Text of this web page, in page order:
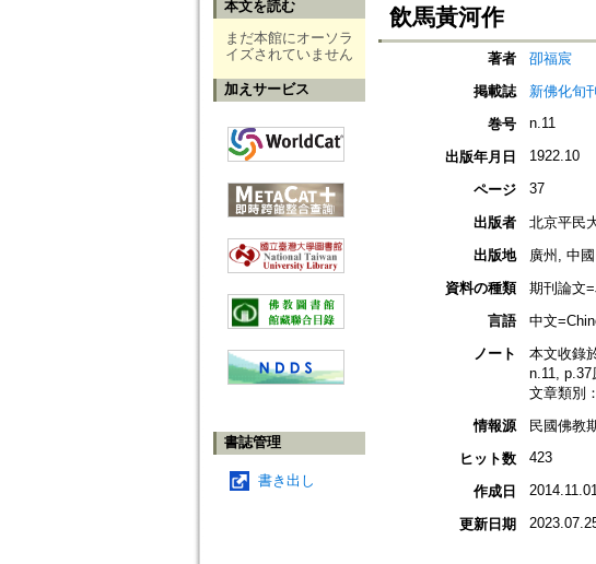
本文を読む
まだ本館にオーソラ
イズされていません
加えサービス
書誌管理
書き出し
飲馬黃河作
著者
卲福宸
掲載誌
新佛化旬刊
巻号
n.11
出版年月日 1922.10
ページ 37
出版者
北京平民
出版地
廣州, 中
資料の種類
期刊論文
言語
中文
ノート
本文收錄
n.11, p.37
文章類別
情報源
民國佛教
ヒット数
423
作成日
更新日期